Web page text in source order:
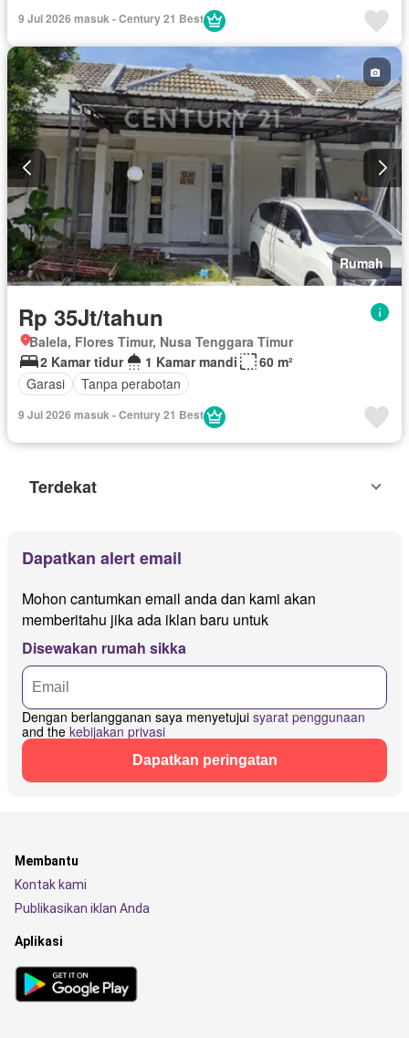
9 Jul 2026 masuk - Century 21 Best
Rumah
Rp 35Jt/tahun
Balela, Flores Timur, Nusa Tenggara Timur
2 Kamar tidur
1 Kamar mandi
60 m²
Garasi
Tanpa perabotan
9 Jul 2026 masuk - Century 21 Best
Terdekat
Dapatkan alert email
Mohon cantumkan email anda dan kami akan
memberitahu jika ada iklan baru untuk
Disewakan rumah sikka
Dengan berlangganan saya menyetujui syarat penggunaan
and the kebijakan privasi
Dapatkan peringatan
Membantu
Kontak kami
Publikasikan iklan Anda
Aplikasi